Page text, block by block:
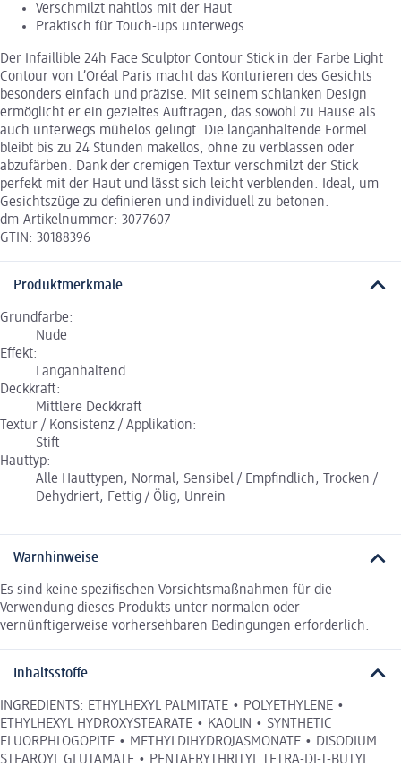
Verschmilzt nahtlos mit der Haut
Praktisch für Touch-ups unterwegs
Der Infaillible 24h Face Sculptor Contour Stick in der Farbe Light
Contour von L’Oréal Paris macht das Konturieren des Gesichts
besonders einfach und präzise. Mit seinem schlanken Design
ermöglicht er ein gezieltes Auftragen, das sowohl zu Hause als
auch unterwegs mühelos gelingt. Die langanhaltende Formel
bleibt bis zu 24 Stunden makellos, ohne zu verblassen oder
abzufärben. Dank der cremigen Textur verschmilzt der Stick
perfekt mit der Haut und lässt sich leicht verblenden. Ideal, um
Gesichtszüge zu definieren und individuell zu betonen.
dm-Artikelnummer: 3077607
GTIN: 30188396
Produktmerkmale
Grundfarbe:
Nude
Effekt:
Langanhaltend
Deckkraft:
Mittlere Deckkraft
Textur / Konsistenz / Applikation:
Stift
Hauttyp:
Alle Hauttypen, Normal, Sensibel / Empfindlich, Trocken /
Dehydriert, Fettig / Ölig, Unrein
Warnhinweise
Es sind keine spezifischen Vorsichtsmaßnahmen für die
Verwendung dieses Produkts unter normalen oder
vernünftigerweise vorhersehbaren Bedingungen erforderlich.
Inhaltsstoffe
INGREDIENTS: ETHYLHEXYL PALMITATE • POLYETHYLENE •
ETHYLHEXYL HYDROXYSTEARATE • KAOLIN • SYNTHETIC
FLUORPHLOGOPITE • METHYLDIHYDROJASMONATE • DISODIUM
STEAROYL GLUTAMATE • PENTAERYTHRITYL TETRA-DI-T-BUTYL